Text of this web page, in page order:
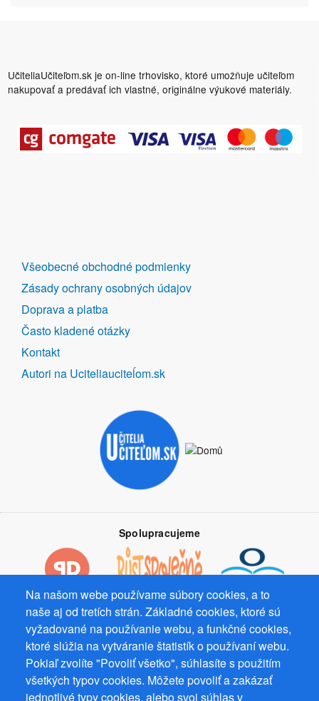
UčiteliaUčiteľom.sk je on-line trhovisko, ktoré umožňuje učiteľom
nakupovať a predávať ich vlastné, originálne výukové materiály.
Na našom webe používame súbory cookies, a to
naše aj od tretích strán. Základné cookies, ktoré sú
vyžadované na používanie webu, a funkčné cookies,
ktoré slúžia na vytváranie štatistík o používaní webu.
Pokiaľ zvolíte "Povoliť všetko", súhlasíte s použitím
všetkých typov cookies. Môžete povoliť a zakázať
jednotlivé typy cookies, alebo svoj súhlas v
DALŠÍ
ODKAZY
Všeobecné obchodné podmienky
Zásady ochrany osobných údajov
Doprava a platba
Často kladené otázky
Kontakt
Autori na Uciteliauciteĺom.sk
Spolupracujeme
Prevádzkovateľ: Mgr. Bc. Žaneta Radimecká, MBA, Ostrov 256, 561
22 Ostrov, IČ 08993033, DIČ CZ9161263958
© 2026PuzzleWebss.r.o.